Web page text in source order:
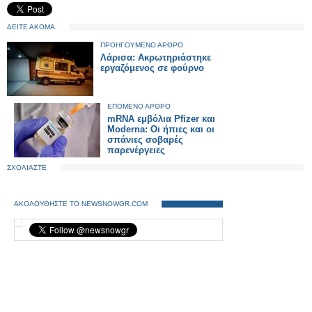
ΔΕΙΤΕ ΑΚΟΜΑ
ΠΡΟΗΓΟΥΜΕΝΟ ΑΡΘΡΟ
Λάρισα: Ακρωτηριάστηκε
εργαζόμενος σε φούρνο
ΕΠΟΜΕΝΟ ΑΡΘΡΟ
mRNA εμβόλια Pfizer και
Moderna: Οι ήπιες και οι
σπάνιες σοβαρές
παρενέργειες
ΣΧΟΛΙΑΣΤΕ
ΑΚΟΛΟΥΘΗΣΤΕ ΤΟ NEWSNOWGR.COM